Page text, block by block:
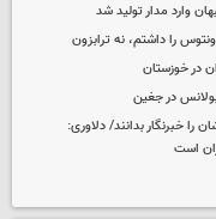
را داشتم، نه ترابزون
در خوزستان
در جغین
خبرنگار بدانند/ دلاوری:
است